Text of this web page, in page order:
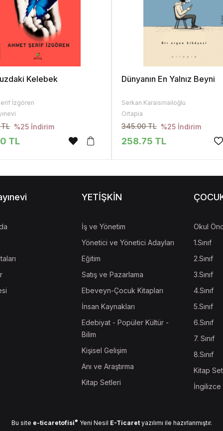
Kelebek
İzgören
%25 İndirim
TL
Dünyanın En Yalnız Beyni
Serkan Karaismailoğlu
Ortapia
345.00 TL %25 İndirim
258.75 TL
YETİŞKİN
İş ve Yönetim
Yönetici ve Yönetici Adayları
Eğitim
Satış ve Pazarlama
Ebeveyn-Çocuk Kitapları
İnsan Kaynakları
Edebiyat - Popüler Kültür -
Bilim
Kişisel Gelişim
Anı ve Araştırma
Kitap Setleri
Okul
1.Sınıf
2.Sınıf
3.Sınıf
4.Sınıf
5.Sınıf
6.Sınıf
7. Sınıf
8.Sınıf
Kitap
İngilizce
Bu site e-ticaretofisi® Yeni Nesil E-Ticaretyazılımı ile hazırlanmıştır.